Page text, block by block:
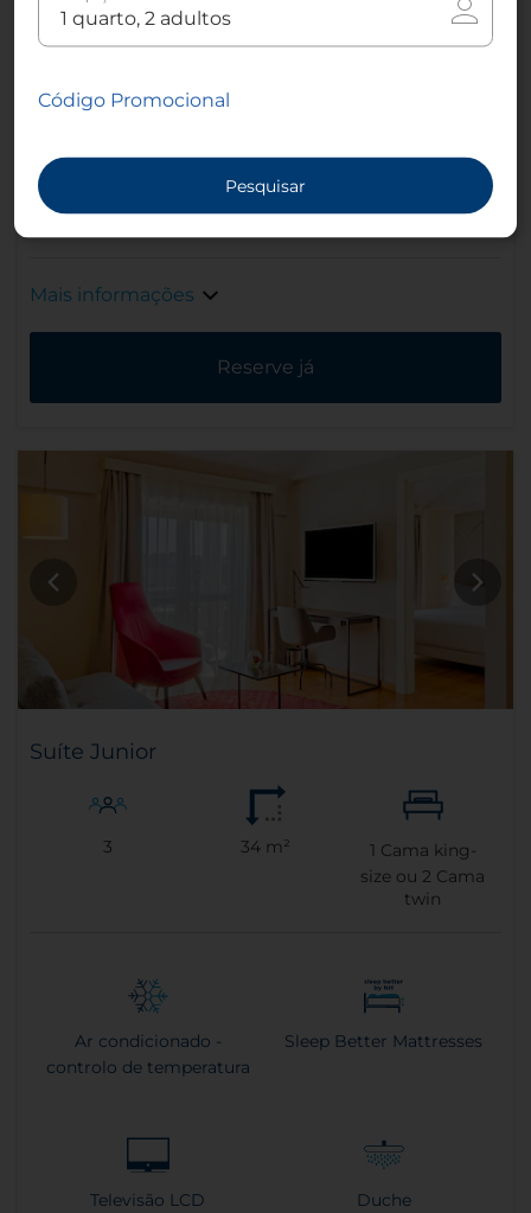
Chaleira Roupão
Mais informações
Reserve já
Suíte Junior
3 34 m² 1 Cama king-
size ou 2 Cama
twin
Ar condicionado -
controlo de temperatura
Sleep Better Mattresses
Televisão LCD Duche
Código Promocional
Pesquisar